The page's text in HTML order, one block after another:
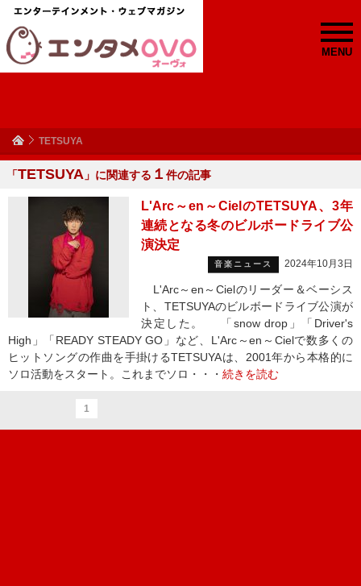
MENU
TETSUYA
「TETSUYA 」に関連する １ 件の記事
L'Arc～en～CielのTETSUYA、3年
連続となる冬のビルボードライブ公
演決定
音楽ニュース 2024年10月3日
L'Arc～en～Cielのリーダー＆ベーシス
ト、TETSUYAのビルボードライブ公演が
決定した。 「snow drop」「Driver's
High」「READY STEADY GO」など、L'Arc～en～Cielで数多くの
ヒットソングの作曲を手掛けるTETSUYAは、2001年から本格的に
ソロ活動をスタート。これまでソロ・・・ 続きを読む
1